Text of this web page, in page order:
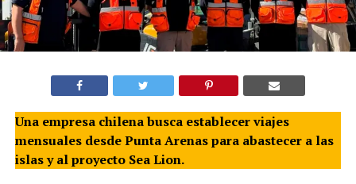
Una empresa chilena busca establecer viajes
mensuales desde Punta Arenas para abastecer a las
islas y al proyecto Sea Lion.